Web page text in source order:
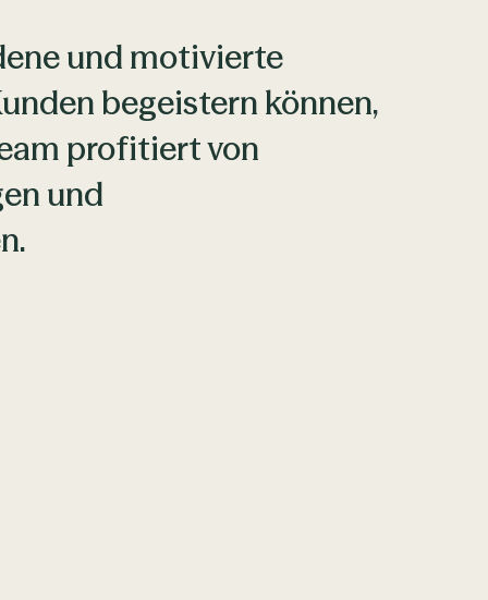
und motivierte
begeistern können,
profitiert von
und